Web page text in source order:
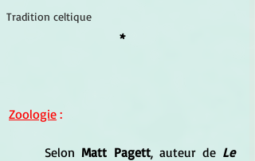
Tradition celtique
*
Zoologie :
	Selon
Matt Pagett, auteur de Le